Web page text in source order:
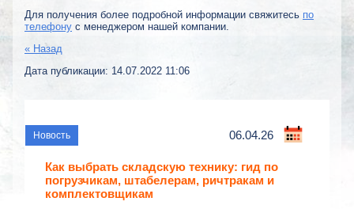
Для получения более подробной информации свяжитесь по
телефону с менеджером нашей компании.
« Назад
Дата публикации: 14.07.2022 11:06
06.04.26
Как выбрать складскую технику: гид по
погрузчикам, штабелерам, ричтракам и
комплектовщикам